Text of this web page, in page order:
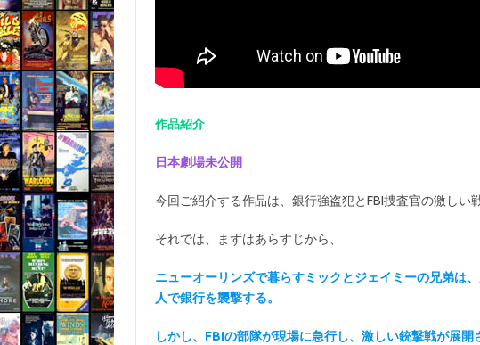
作品紹介
日本劇場未公開
今回ご紹介する作品は、銀行強盗犯とFBI捜査官の激しい
それでは、まずはあらすじから、
ニューオーリンズで暮らすミックとジェイミーの兄弟は
人で銀行を襲撃する。
しかし、FBIの部隊が現場に急行し、激しい銃撃戦が展